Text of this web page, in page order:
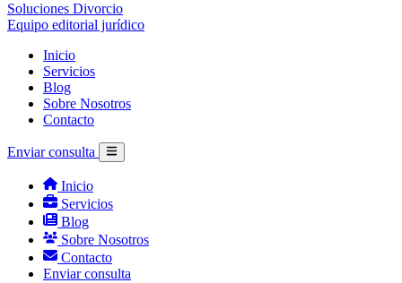
Soluciones Divorcio
Equipo editorial jurídico
Inicio
Servicios
Blog
Sobre Nosotros
Contacto
Enviar consulta
Inicio
Servicios
Blog
Sobre Nosotros
Contacto
Enviar consulta